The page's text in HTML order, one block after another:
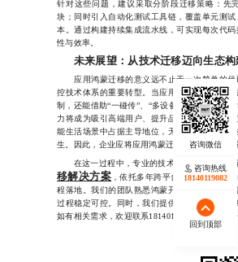
针对这些问题，建议采取分阶段迁移策略：先
块；同时引入自动化测试工具链，覆盖单元测
本。通过构建持续集成流水线，可实现每次代
性与效率。
未来展望：从技术迁移迈向生态构
应用鸿蒙迁移的意义远不止于一次简单的代
控技术体系的重要转型。当应用能够深度融入
制，还能借助“一碰传”、“多设备协同”、“超级
力将成为吸引高端用户、提升品牌忠诚度的核
能生活场景中占据主导地位，无论是家庭娱乐
生。因此，企业应将应用鸿蒙迁移视为长期战略
在这一过程中，专业的技术支持与经验积累
移解决方案 ，依托多年跨平台开发经验，帮
程落地。我们的团队熟悉鸿蒙开发规范与最佳
过程稳定可控。同时，我们提供从需求分析到
如有相关需求，欢迎联系18140119082，开发同
咨询热线
18140119082
回到顶部